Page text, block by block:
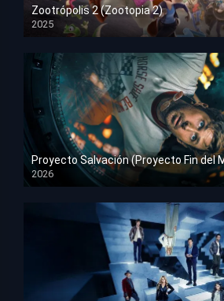
Zootrópolis 2 (Zootopia 2)
2025
HD 1080p
Proyecto Salvación (Proyecto Fin del
2026
HD 1080p